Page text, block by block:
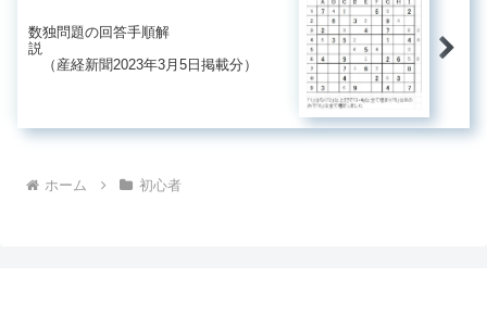
数独問題の回答手順解
説
（産経新聞2023年3月5日掲載分）
ホーム 初心者